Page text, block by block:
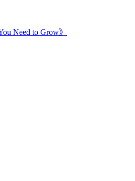
Need to Grow》